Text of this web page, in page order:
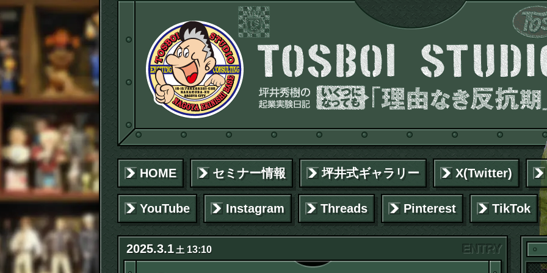
HOME セミナー情報 坪井式ギャラリー X(Twitter)
YouTube Instagram Threads Pinterest TikTok
2025.3.1 土 13:10